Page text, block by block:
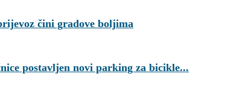
čini gradove boljima
postavljen novi parking za bicikle...